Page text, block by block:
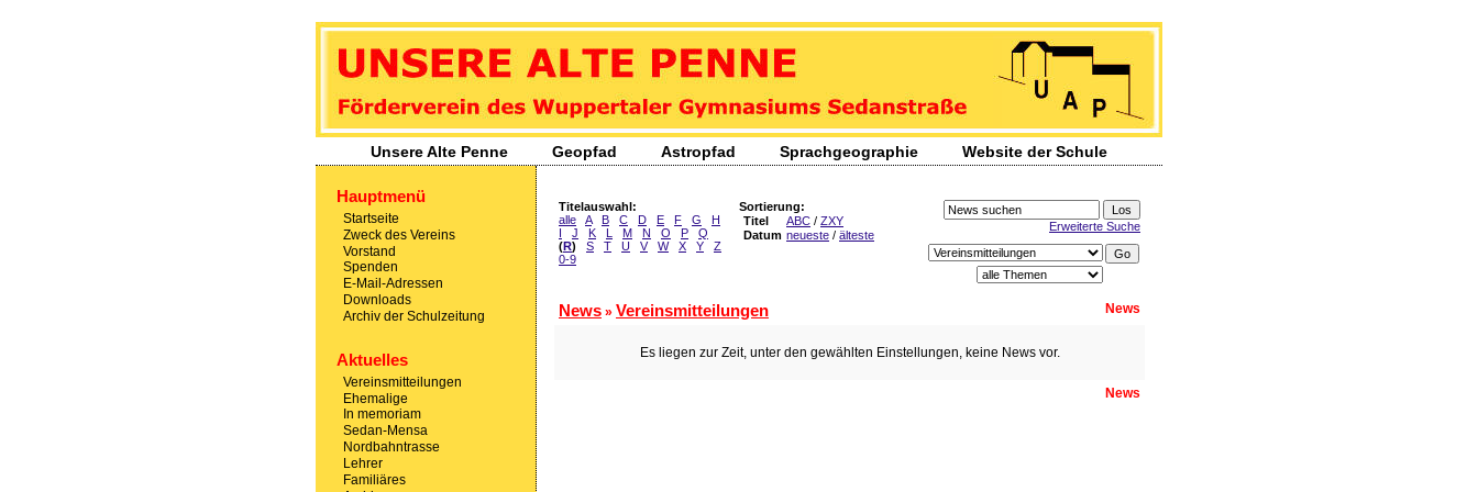
Unsere Alte Penne
- Förderverein des Wuppertaler Gymnasiums Sedanstraße
Unsere Alte Penne Geopfad Astropfad Sprachgeographie Website der Schule
Donnerstag, 6. August 2026
Hauptmenü
Startseite
Zweck des Vereins
Vorstand
Spenden
E-Mail-Adressen
Downloads
Archiv der Schulzeitung
Aktuelles
Vereinsmitteilungen
Ehemalige
In memoriam
Sedan-Mensa
Nordbahntrasse
Lehrer
Familiäres
Titelauswahl:
alle
A B C D E F G
H
I
J K L M N O P
Q
(R) S T U V W X Y
Z
0-9
Sortierung:
Titel
ABC / ZXY
Datum neueste / älteste
Erweiterte Suche
News » Vereinsmitteilungen News
Es liegen zur Zeit, unter den gewählten Einstellungen, keine News vor.
News